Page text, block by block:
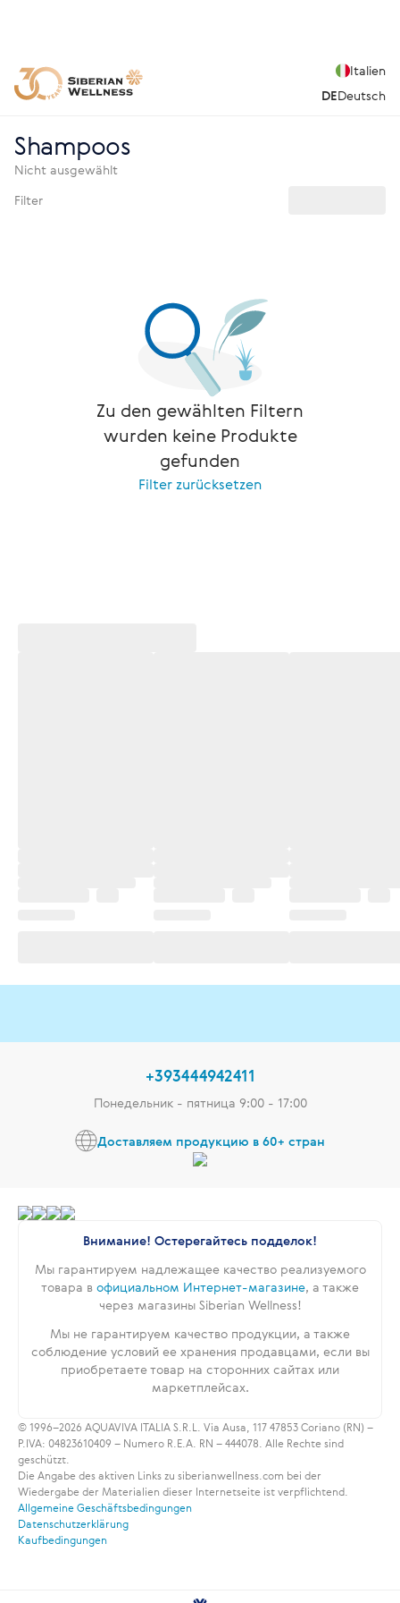
Italien
DEDeutsch
Shampoos
Nicht ausgewählt
Filter
Zu den gewählten Filtern
wurden keine Produkte
gefunden
Filter zurücksetzen
+393444942411
Понедельник - пятница 9:00 - 17:00
Доставляем продукцию в 60+ стран
Внимание! Остерегайтесь подделок!
Мы гарантируем надлежащее качество реализуемого
товара в официальном Интернет-магазине, а также
через магазины Siberian Wellness!
Мы не гарантируем качество продукции, а также
соблюдение условий ее хранения продавцами, если вы
приобретаете товар на сторонних сайтах или
маркетплейсах.
© 1996–2026 AQUAVIVA ITALIA S.R.L. Via Ausa, 117 47853 Coriano (RN) –
P.IVA: 04823610409 – Numero R.E.A. RN – 444078. Alle Rechte sind
geschützt.
Die Angabe des aktiven Links zu siberianwellness.com bei der
Wiedergabe der Materialien dieser Internetseite ist verpflichtend.
Allgemeine Geschäftsbedingungen
Datenschutzerklärung
Kaufbedingungen